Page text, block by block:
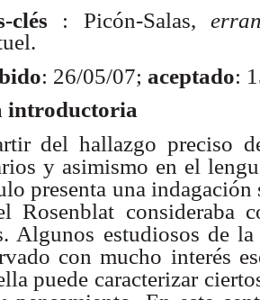
clés : Picón-Salas,
: 26/05/07; aceptado:
introductoria
del hallazgo preciso
y asimismo en el
presenta una
Rosenblat consideraba
Algunos estudiosos de
con mucho interés
puede caracterizar